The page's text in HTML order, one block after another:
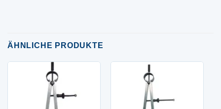
ÄHNLICHE PRODUKTE